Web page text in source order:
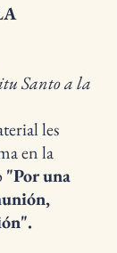
Santo a la
les
en la
"Por una